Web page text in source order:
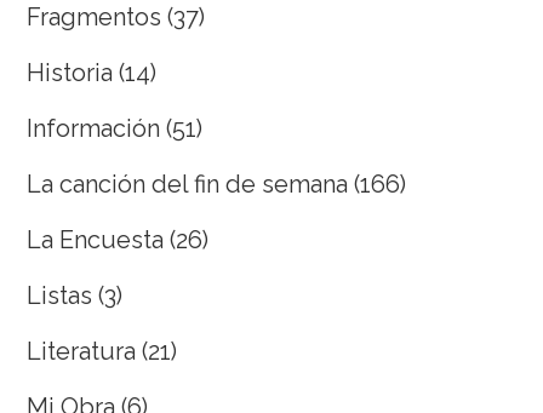
Fragmentos (37)
Historia (14)
Información (51)
La canción del fin de semana (166)
La Encuesta (26)
Listas (3)
Literatura (21)
Mi Obra (6)